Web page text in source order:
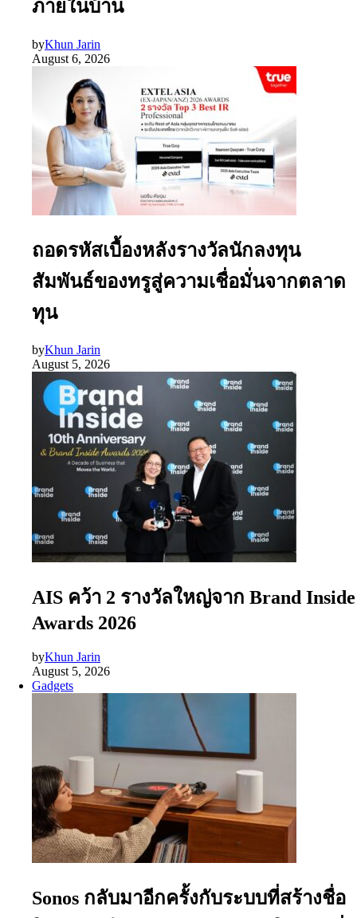
ภายในบ้าน
byKhun Jarin
August 6, 2026
ถอดรหัสเบื้องหลังรางวัลนักลงทุน
สัมพันธ์ของทรูสู่ความเชื่อมั่นจากตลาด
ทุน
byKhun Jarin
August 5, 2026
AIS คว้า 2 รางวัลใหญ่จาก Brand Inside
Awards 2026
byKhun Jarin
August 5, 2026
Gadgets
Sonos กลับมาอีกครั้งกับระบบที่สร้างชื่อ